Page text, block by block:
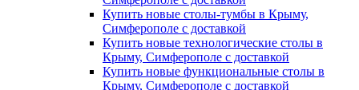
Купить новые столы-тумбы в Крыму,
Симферополе с доставкой
Купить новые технологические столы в
Крыму, Симферополе с доставкой
Купить новые функциональные столы в
Крыму, Симферополе с доставкой